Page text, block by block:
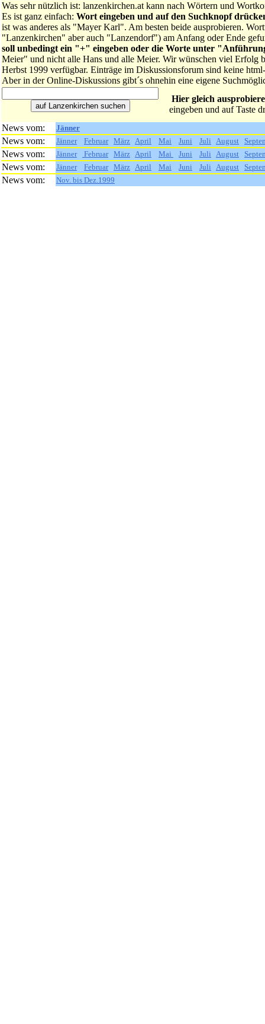
Was sehr nützlich ist: lanzenkirchen.at kann nach Wörtern und
Es ist ganz einfach: Wort eingeben und auf den Suchknopf
ist was anderes als "Mayer Karl". Am besten beide ausprobieren.
"Lanzenkirchen" aber auch "Lanzendorf") am Anfang oder Ende
soll unbedingt ein "+" eingeben oder die Worte unter
Meier" und nicht alle Hans und alle Meier. Wir wünschen viel Erfolg
Herbst 1999 verfügbar. Einträge im Diskussionsforum sind keine
Aber in der Online-Diskussions gibt´s ohnehin eine eigene
Hier gleich
eingeben und auf Taste
News vom:
Jänner
News vom: Jänner Februar März April Mai Juni Juli August
News vom: Jänner Februar März April Mai Juni Juli August
News vom: Jänner Februar März April Mai Juni Juli August
News vom: Nov. bis Dez.1999